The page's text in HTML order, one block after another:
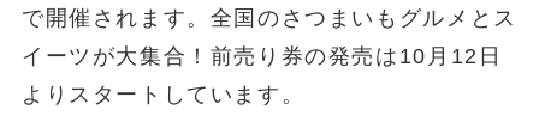
で開催されます。全国のさつまいもグルメとス
イーツが大集合！前売り券の発売は10月12日
よりスタートしています。